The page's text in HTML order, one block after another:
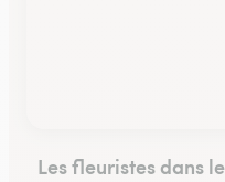
Les fleuristes dans